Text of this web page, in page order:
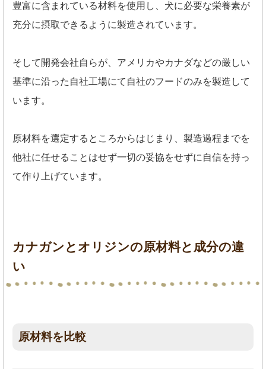
豊富に含まれている材料を使用し、犬に必要な栄養素が
充分に摂取できるように製造されています。
そして開発会社自らが、アメリカやカナダなどの厳しい
基準に沿った自社工場にて自社のフードのみを製造して
います。
原材料を選定するところからはじまり、製造過程までを
他社に任せることはせず一切の妥協をせずに自信を持っ
て作り上げています。
カナガンとオリジンの原材料と成分の違
い
原材料を比較